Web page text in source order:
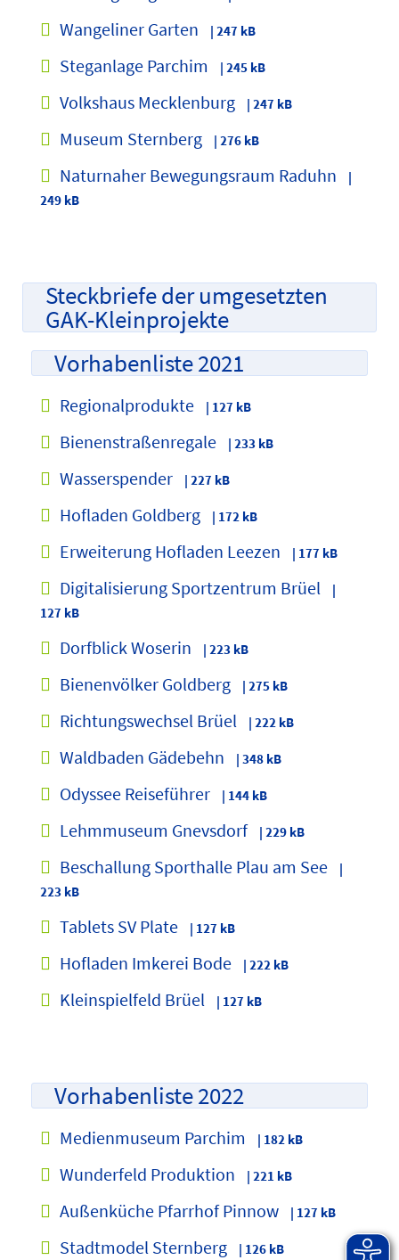
Wangeliner Garten | 247 kB
Steganlage Parchim | 245 kB
Volkshaus Mecklenburg | 247 kB
Museum Sternberg | 276 kB
Naturnaher Bewegungsraum Raduhn
|
249 kB
Steckbriefe der umgesetzten
GAK-Kleinprojekte
Vorhabenliste 2021
Regionalprodukte | 127 kB
Bienenstraßenregale | 233 kB
Wasserspender | 227 kB
Hofladen Goldberg | 172 kB
Erweiterung Hofladen Leezen | 177 kB
Digitalisierung Sportzentrum Brüel
|
127 kB
Dorfblick Woserin | 223 kB
Bienenvölker Goldberg | 275 kB
Richtungswechsel Brüel | 222 kB
Waldbaden Gädebehn | 348 kB
Odyssee Reiseführer | 144 kB
Lehmmuseum Gnevsdorf | 229 kB
Beschallung Sporthalle Plau am See
|
223 kB
Tablets SV Plate | 127 kB
Hofladen Imkerei Bode | 222 kB
Kleinspielfeld Brüel | 127 kB
Vorhabenliste 2022
Medienmuseum Parchim | 182 kB
Wunderfeld Produktion | 221 kB
Außenküche Pfarrhof Pinnow | 127 kB
Stadtmodel Sternberg | 126 kB